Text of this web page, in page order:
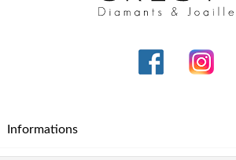
Informations